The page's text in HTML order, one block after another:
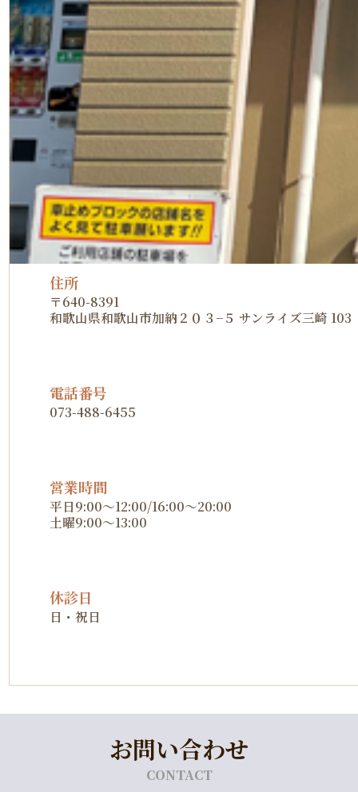
住所
〒640-8391
和歌山県和歌山市加納２０３−５ サンライズ三崎 103
電話番号
073-488-6455
営業時間
平日9:00～12:00/16:00～20:00
土曜9:00～13:00
休診日
日・祝日
お問い合わせ
CONTACT